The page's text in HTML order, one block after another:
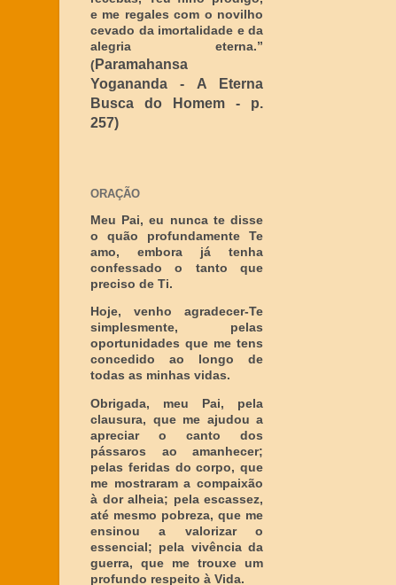
e me regales com o novilho
cevado da imortalidade e da
alegria eterna.”
( Paramahansa
Yogananda - A Eterna
Busca do Homem - p.
257)
ORAÇÃO
Meu Pai, eu nunca te disse
o quão profundamente Te
amo, embora já tenha
confessado o tanto que
preciso de Ti.
Hoje, venho agradecer-Te
simplesmente, pelas
oportunidades que me tens
concedido ao longo de
todas as minhas vidas.
Obrigada, meu Pai, pela
clausura, que me ajudou a
apreciar o canto dos
pássaros ao amanhecer;
pelas feridas do corpo, que
me mostraram a compaixão
à dor alheia; pela escassez,
até mesmo pobreza, que me
ensinou a valorizar o
essencial; pela vivência da
guerra, que me trouxe um
profundo respeito à Vida.